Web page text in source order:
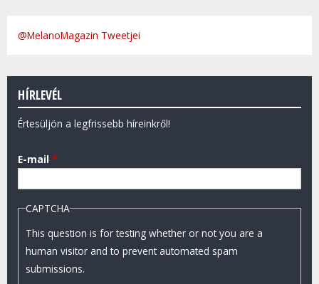
@MelanoMagazin Tweetjei
HÍRLEVÉL
Értesüljön a legfrissebb híreinkről!
E-mail *
CAPTCHA
This question is for testing whether or not you are a
human visitor and to prevent automated spam
submissions.